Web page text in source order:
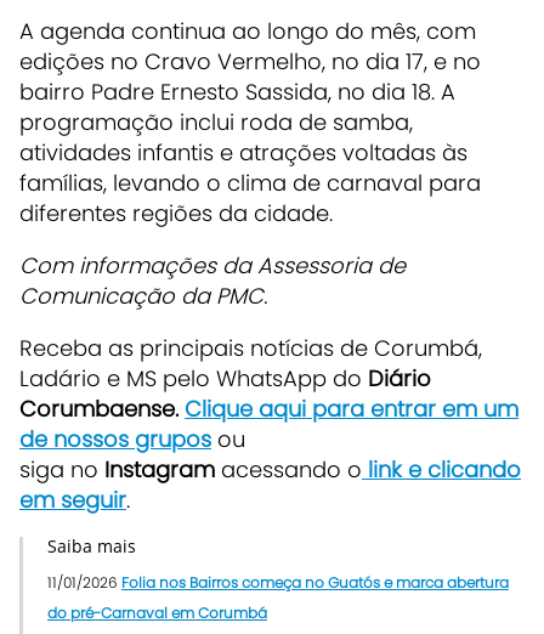
A agenda continua ao longo do mês, com
edições no Cravo Vermelho, no dia 17, e no
bairro Padre Ernesto Sassida, no dia 18. A
programação inclui roda de samba,
atividades infantis e atrações voltadas às
famílias, levando o clima de carnaval para
diferentes regiões da cidade.
Com informações da Assessoria de
Comunicação da PMC.
Receba as principais notícias de Corumbá,
Ladário e MS pelo WhatsApp do Diário
Corumbaense.Clique aqui para entrar em um
de nossos grupos ou
siga no Instagram acessando o link e clicando
em seguir.
Saiba mais
11/01/2026 Folia nos Bairros começa no Guatós e marca abertura
do pré-Carnaval em Corumbá